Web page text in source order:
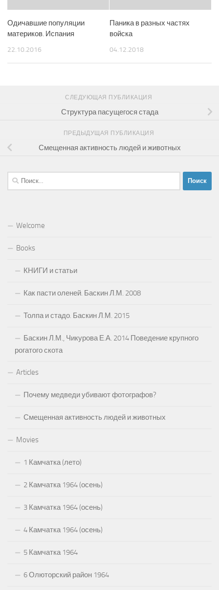
Одичавшие популяции
материков. Испания
22.10.2016
Паника в разных частях
войска
04.12.2018
СЛЕДУЮЩАЯ ПУБЛИКАЦИЯ
Структура пасущегося стада
ПРЕДЫДУЩАЯ ПУБЛИКАЦИЯ
Смещенная активность людей и животных
Найти:
Welcome
Books
КНИГИ и статьи
Как пасти оленей. Баскин Л.М. 2008
Толпа и стадо. Баскин Л.М. 2015
Баскин Л.М., Чикурова Е.А. 2014 Поведение крупного
рогатого скота
Articles
Почему медведи убивают фотографов?
Смещенная активность людей и животных
Movies
1 Камчатка (лето)
2 Камчатка 1964 (осень)
3 Камчатка 1964 (осень)
4 Камчатка 1964 (осень)
5 Камчатка 1964
6 Олюторский район 1964